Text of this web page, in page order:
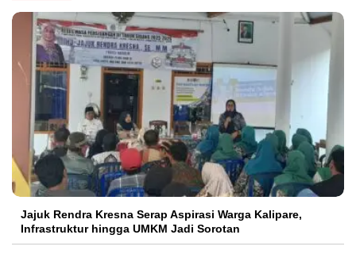
Jajuk Rendra Kresna Serap Aspirasi Warga Kalipare,
Infrastruktur hingga UMKM Jadi Sorotan